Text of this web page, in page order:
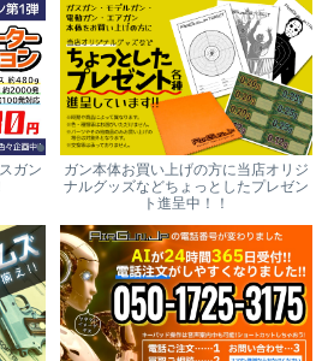
ガン
ガン本体お買い上げの方に当店オリジ
ナルグッズなどちょっとしたプレゼン
ト進呈中！！